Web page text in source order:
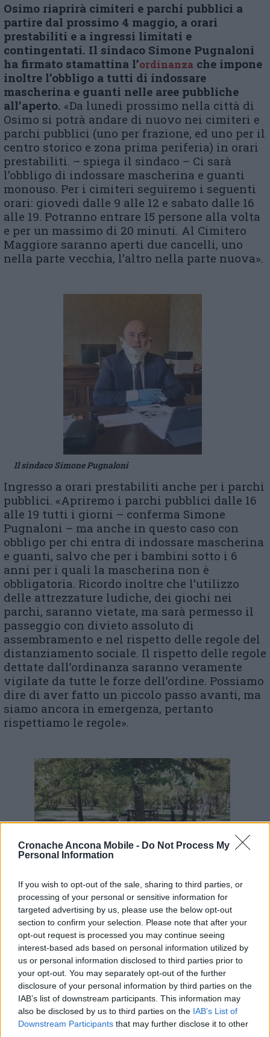
Cronache Ancona Mobile - Do Not Process My
Personal Information
If you wish to opt-out of the sale, sharing to third parties, or
processing of your personal or sensitive information for
targeted advertising by us, please use the below opt-out
section to confirm your selection. Please note that after your
opt-out request is processed you may continue seeing
interest-based ads based on personal information utilized by
us or personal information disclosed to third parties prior to
your opt-out. You may separately opt-out of the further
disclosure of your personal information by third parties on the
IAB’s list of downstream participants. This information may
also be disclosed by us to third parties on the IAB’s List of
Downstream Participants that may further disclose it to other
Osimo riaprirà cimiteri e parchi pubblici a
partire dal prossimo 4 maggio, a orari
prestabiliti e a ingressi limitati e
contingentati. Il sindaco Simone Pugnaloni
ha firmato stamattina l’ordinanza che impone
inoltre l’obbligo a tutti di indossare
mascherina e guanti nelle aree pubbliche
all’aperto. «Da lunedì prossimo nella città di
Osimo si potrà andare di nuovo nei cimiteri e
parchi pubblici (uno per frazione, ed uno per il
centro storico e zona prima periferia) in orari
prestabiliti. – spiega il sindaco – Ci sarà
l’obbligo di indossare mascherina e guanti
monouso. Per i cimiteri seguiremo i seguenti
orari: giovedi dalle 9 alle 12 e sabato dalle 16
alle 19. Potranno entrare 15 persone alla volta
e per un massimo di 20 minuti. Al Cimitero
Maggiore saranno aperti due cancelli, uno
nella parte vecchia, l’altro nella parte nuova».
Il sindaco Simone Pugnaloni
Ingresso a orari prestabiliti anche per i parchi
pubblici. «Apriremo i parchi pubblici dalle 16
alle 19 tutti i giorni – conferma Simone
Pugnaloni – ma anche in questo caso con
obbligo per chi entra di indossare mascherina
e guanti, salvo che per i bambini sotto i 6
anni per i quali la mascherina non è
obbligatoria. Ricordo inoltre che l’utilizzo
delle attrezzature ludiche, dei giochi nei
parchi, saranno vietate, ma sarà permesso il
passeggio con divieto assoluto di
assembramento e nel rispetto delle regole del
distanziamento sociale. Il rispetto delle regole
dettate dall’ordinanza saranno veramente
vigilate da tutte le forze dell’ordine. Possiamo
dire di aver fatto un piccolo passo avanti, ma
siamo ancora in emergenza, pertanto
rispettiamo le regole».
Il parco Verde Energia di Campocavallo
ELENCO DEI PARCHI RIAPERTI– Da lunedì
prossimo si potrà quindi tornare a
frequentare ogni pomeriggio nel centro
storico i giardini di Piazza Nuova; nel
quartiere della Sacra Famiglia l’area di
Piazzale Europa, in via Molino Mensa lo